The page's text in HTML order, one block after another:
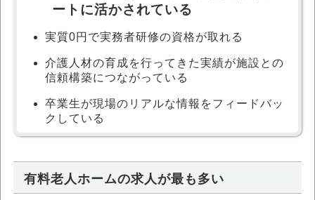
ートに活かされている
実質0円で実務者研修の資格が取れる
介護人材の育成を行ってきた実績が施設との
信頼構築につながっている
卒業生が現場のリアルな情報をフィードバッ
クしている
有料老人ホームの求人が最も多い